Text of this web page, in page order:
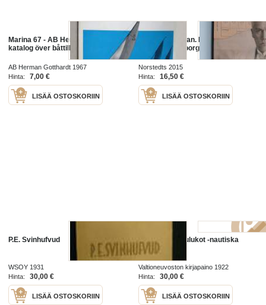
Marina 67 - AB Herman Gotthardt,
katalog över båttillbehör
AB Herman Gotthardt 1967
Hinta:
7,00 €
LISÄÄ OSTOSKORIIN
Käraste Herman. Rasbiologen
Herman Lundborgs gåta
Norstedts 2015
Hinta:
16,50 €
LISÄÄ OSTOSKORIIN
P.E. Svinhufvud
WSOY 1931
Hinta:
30,00 €
LISÄÄ OSTOSKORIIN
Merenkulkutaulukot -nautiska
tabeller
Valtioneuvoston kirjapaino 1922
Hinta:
30,00 €
LISÄÄ OSTOSKORIIN